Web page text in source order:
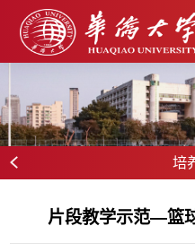
培
片段教学示范—篮